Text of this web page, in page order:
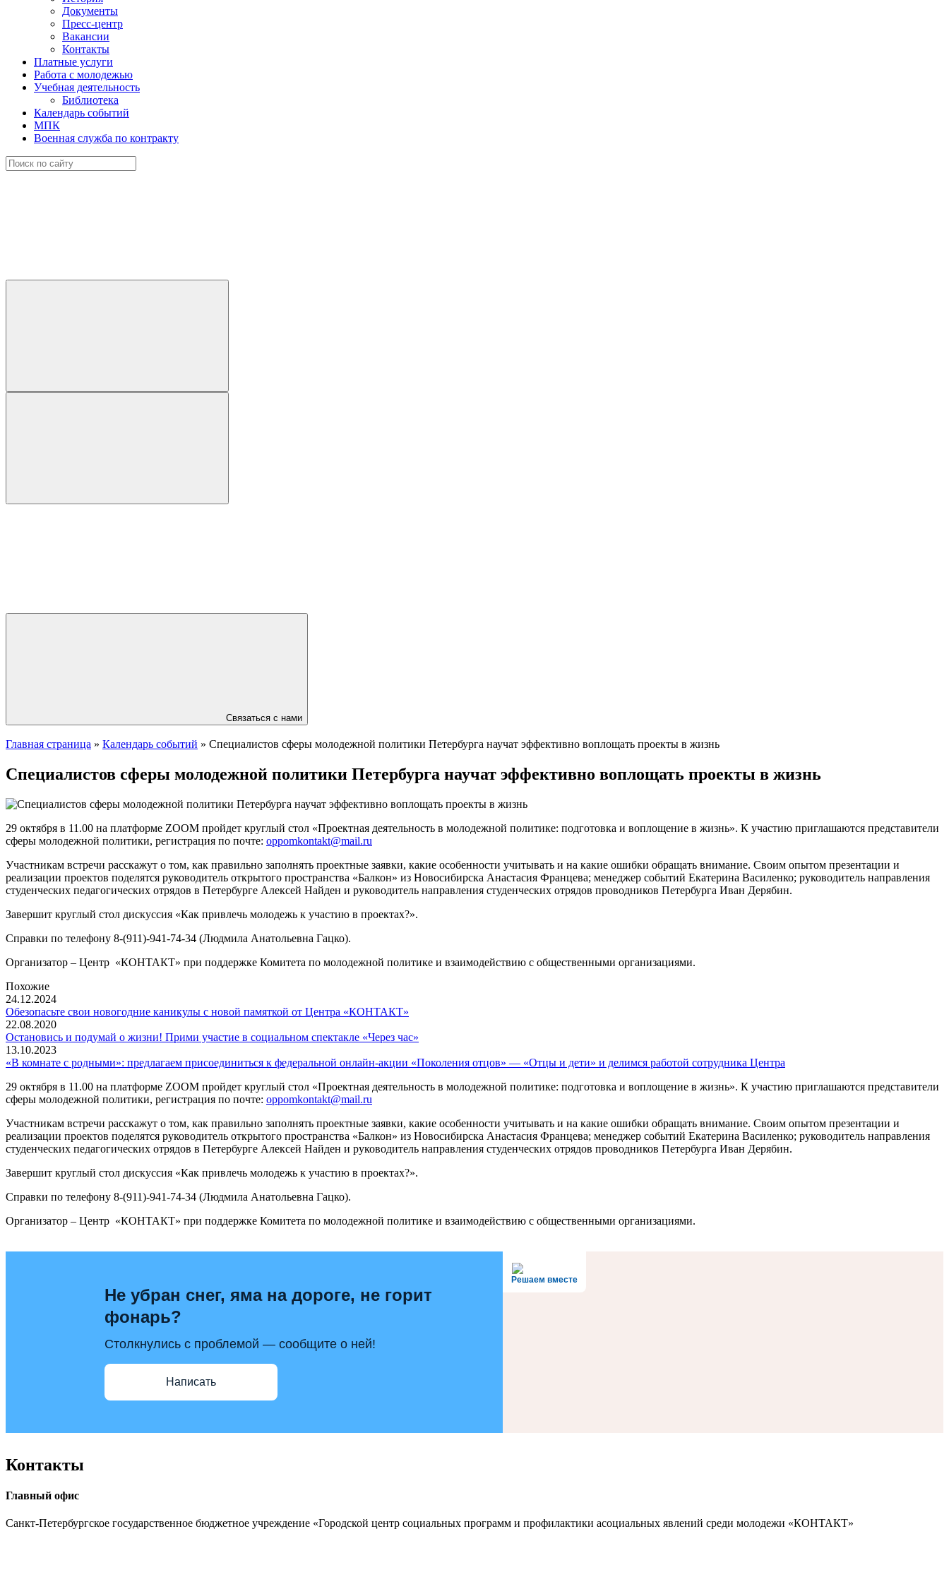
Документы
Пресс-центр
Вакансии
Контакты
Платные услуги
Работа с молодежью
Учебная деятельность
Библиотека
Календарь событий
МПК
Военная служба по контракту
Связаться с нами
Главная страница » Календарь событий » Специалистов сферы молодежной политики Петербурга научат эффективно воплощать проекты в жизнь
Специалистов сферы молодежной политики Петербурга научат эффективно воплощать проекты в жизнь
29 октября в 11.00 на платформе ZOOM пройдет круглый стол «Проектная деятельность в молодежной политике: подготовка и воплощение в жизнь». К участию приглашаются представители
сферы молодежной политики, регистрация по почте: oppomkontakt@mail.ru
Участникам встречи расскажут о том, как правильно заполнять проектные заявки, какие особенности учитывать и на какие ошибки обращать внимание. Своим опытом презентации и
реализации проектов поделятся руководитель открытого пространства «Балкон» из Новосибирска Анастасия Францева; менеджер событий Екатерина Василенко; руководитель направления
студенческих педагогических отрядов в Петербурге Алексей Найден и руководитель направления студенческих отрядов проводников Петербурга Иван Дерябин.
Завершит круглый стол дискуссия «Как привлечь молодежь к участию в проектах?».
Справки по телефону 8-(911)-941-74-34 (Людмила Анатольевна Гацко).
Организатор – Центр «КОНТАКТ» при поддержке Комитета по молодежной политике и взаимодействию с общественными организациями.
Похожие
24.12.2024
Обезопасьте свои новогодние каникулы с новой памяткой от Центра «КОНТАКТ»
22.08.2020
Остановись и подумай о жизни! Прими участие в социальном спектакле «Через час»
13.10.2023
«В комнате с родными»: предлагаем присоединиться к федеральной онлайн-акции «Поколения отцов» — «Отцы и дети» и делимся работой сотрудника Центра
29 октября в 11.00 на платформе ZOOM пройдет круглый стол «Проектная деятельность в молодежной политике: подготовка и воплощение в жизнь». К участию приглашаются представители
сферы молодежной политики, регистрация по почте: oppomkontakt@mail.ru
Участникам встречи расскажут о том, как правильно заполнять проектные заявки, какие особенности учитывать и на какие ошибки обращать внимание. Своим опытом презентации и
реализации проектов поделятся руководитель открытого пространства «Балкон» из Новосибирска Анастасия Францева; менеджер событий Екатерина Василенко; руководитель направления
студенческих педагогических отрядов в Петербурге Алексей Найден и руководитель направления студенческих отрядов проводников Петербурга Иван Дерябин.
Завершит круглый стол дискуссия «Как привлечь молодежь к участию в проектах?».
Справки по телефону 8-(911)-941-74-34 (Людмила Анатольевна Гацко).
Организатор – Центр «КОНТАКТ» при поддержке Комитета по молодежной политике и взаимодействию с общественными организациями.
Решаем вместе
Не убран снег, яма на дороге, не горит
фонарь?
Столкнулись с проблемой — сообщите о ней!
Написать
Контакты
Главный офис
Санкт-Петербургское государственное бюджетное учреждение «Городской центр социальных программ и профилактики асоциальных явлений среди молодежи «КОНТАКТ»